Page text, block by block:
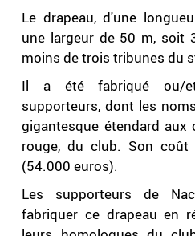
Le drapeau, d'une
une largeur de 50 m, soit
moins de trois tribunes du
Il a été fabriqué ou/
supporteurs, dont les
gigantesque étendard aux
rouge, du club. Son
(54.000 euros).
Les supporteurs de
fabriquer ce drapeau en